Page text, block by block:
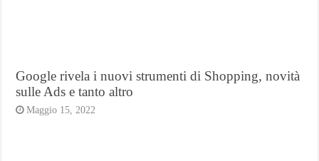
Google rivela i nuovi strumenti di Shopping, novità
sulle Ads e tanto altro
Maggio 15, 2022